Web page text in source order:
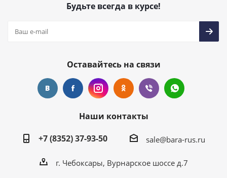
Будьте всегда в курсе!
Оставайтесь на связи
Наши контакты
+7 (8352) 37-93-50
sale@bara-rus.ru
г. Чебоксары, Вурнарское шоссе д.7